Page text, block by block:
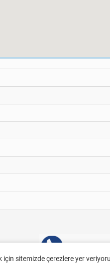
sitemizde çerezlere yer